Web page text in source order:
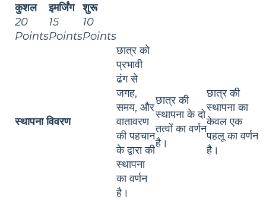
कुशल
20
Points
इमर्जिंग
15
Points
शुरू
10
Points
स्थापना विवरण
छात्र को
प्रभावी
ढंग से
जगह,
समय, और
वातावरण
की पहचान
के द्वारा की
स्थापना
का वर्णन
है।
छात्र की
स्थापना के दो
तत्वों का वर्णन
है।
छात्र की
स्थापना का
केवल एक
पहलू का वर्णन
है।